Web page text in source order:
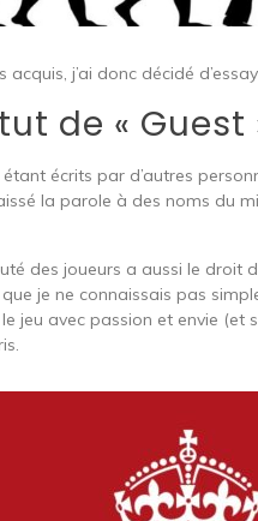
acquis, j’ai donc décidé
de « Guest
écrits par d’autres
la parole à des noms du
des joueurs a aussi le droit
je ne connaissais pas
jeu avec passion et envie